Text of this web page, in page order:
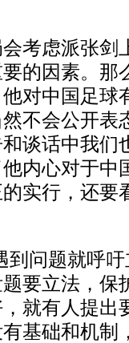
虑派张剑
的因素。那
对中国足球
不会公开表
谈话中我们
内心对于中
实行，还要
问题就呼吁
要立法，保
就有人提出
基础和机制